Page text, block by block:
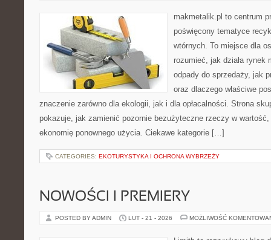
makmetalik.pl to centrum
poświęcony tematyce
wtórnych. To miejsce dla
rozumieć, jak działa rynek
odpady do sprzedaży, jak
oraz dlaczego właściwe
znaczenie zarówno dla ekologii, jak i dla opłacalności. Strona
pokazuje, jak zamienić pozornie bezużyteczne rzeczy w
ekonomię ponownego użycia. Ciekawe kategorie […]
CATEGORIES: EKOTURYSTYKA I OCHRONA WYBRZEŻY
NOWOŚCI I PREMIERY
POSTED BY ADMIN LUT - 21 - 2026 MOŻLIWOŚĆ